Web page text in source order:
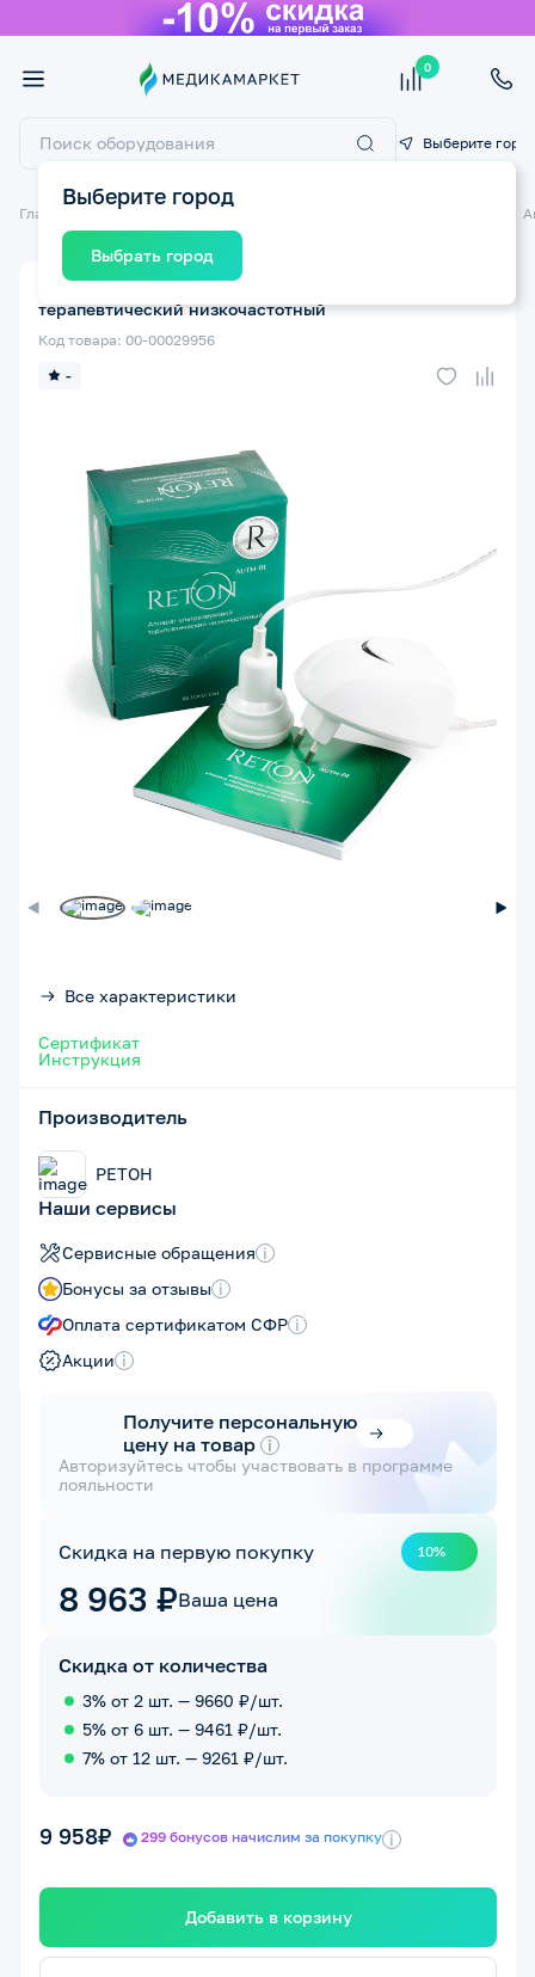
0
Выберите город
Выберите город
Выбрать город
Главная Медицинские приборы
-
Код товара: 00-00029956
терапевтический низкочастотный
Все характеристики
Сертификат
Инструкция
Производитель
РЕТОН
Наши сервисы
Сервисные обращения i
Бонусы за отзывы i
Оплата сертификатом СФР i
Акции i
Получите персональную
цену на товар i
Авторизуйтесь чтобы участвовать в программе
лояльности
Скидка на первую покупку 10%
8 963 ₽Ваша цена
Скидка от количества
3% от 2 шт. — 9660 ₽/шт.
5% от 6 шт. — 9461 ₽/шт.
7% от 12 шт. — 9261 ₽/шт.
9 958₽ 299 бонусов начислим за покупку i
Добавить в корзину